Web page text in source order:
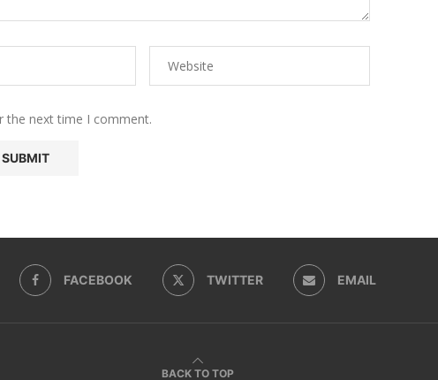
the next time I comment.
FACEBOOK TWITTER EMAIL
BACK TO TOP